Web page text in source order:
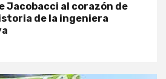
Jacobacci al corazón de
de la ingeniera